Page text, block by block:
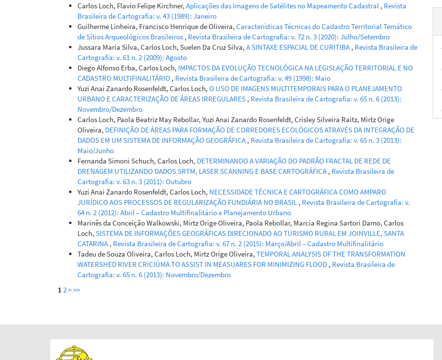
Carlos Loch, Flavio Felipe Kirchner, Aplicações das Imagens de Satélites no Mapeamento Cadastral , Revista
Brasileira de Cartografia: v. 43 (1989): Janeiro
Guilherme Linheira, Francisco Henrique de Oliveira, Características Técnicas do Cadastro Territorial Temático
de Sítios Arqueológicos Brasileiros , Revista Brasileira de Cartografia: v. 72 n. 3 (2020): Julho/Setembro
Jussara Maria Silva, Carlos Loch, Suelen Da Cruz Silva, A SINTAXE ESPACIAL DE CURITIBA , Revista Brasileira de
Cartografia: v. 61 n. 2 (2009): Agosto
Diego Alfonso Erba, Carlos Loch, IMPACTOS DA EVOLUÇÃO TECNOLÓGICA NA LEGISLAÇÃO TERRITORIAL E NO
CADASTRO MULTIFINALITÁRIO , Revista Brasileira de Cartografia: v. 49 (1998): Maio
Yuzi Anai Zanardo Rosenfeldt, Carlos Loch, O USO DE IMAGENS MULTITEMPORAIS PARA O PLANEJAMENTO
URBANO E CARACTERIZAÇÃO DE ÁREAS IRREGULARES , Revista Brasileira de Cartografia: v. 65 n. 6 (2013):
Novembro/Dezembro
Carlos Loch, Paola Beatriz May Rebollar, Yuzi Anai Zanardo Rosenfeldt, Crisley Silveira Raitz, Mirtz Orige
Oliveira, DEFINIÇÃO DE ÁREAS PARA FORMAÇÃO DE CORREDORES ECOLÓGICOS ATRAVÉS DA INTEGRAÇÃO DE
DADOS EM UM SISTEMA DE INFORMAÇÃO GEOGRÁFICA , Revista Brasileira de Cartografia: v. 65 n. 3 (2013):
Maio/Junho
Fernanda Simoni Schuch, Carlos Loch, DETERMINANDO A VARIAÇÃO DO PADRÃO FRACTAL DE REDE DE
DRENAGEM UTILIZANDO DADOS SRTM, LASER SCANNING E BASE CARTOGRÁFICA , Revista Brasileira de
Cartografia: v. 63 n. 3 (2011): Outubro
Yuzi Anai Zanardo Rosenfeldt, Carlos Loch, NECESSIDADE TÉCNICA E CARTOGRÁFICA COMO AMPARO
JURÍDICO AOS PROCESSOS DE REGULARIZAÇÃO FUNDIÁRIA NO BRASIL , Revista Brasileira de Cartografia: v.
64 n. 2 (2012): Abril – Cadastro Multifinalitário e Planejamento Urbano
Marinês da Conceição Walkowski, Mirtz Orige Oliveira, Paola Rebollar, Marcia Regina Sartori Damo, Carlos
Loch, SISTEMA DE INFORMAÇÕES GEOGRÁFICAS DIRECIONADO AO TURISMO RURAL EM JOINVILLE, SANTA
CATARINA , Revista Brasileira de Cartografia: v. 67 n. 2 (2015): Março/Abril – Cadastro Multifinalitário
Tadeu de Souza Oliveira, Carlos Loch, Mirtz Orige Oliveira, TEMPORAL ANALYSIS OF THE TRANSFORMATION
WATERSHED RIVER CRICIÚMA TO ASSIST IN MEASUARES FOR MINIMIZING FLOOD , Revista Brasileira de
Cartografia: v. 65 n. 6 (2013): Novembro/Dezembro
1 2>>>